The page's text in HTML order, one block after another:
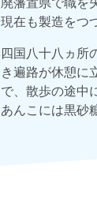
現在も製造をつ
四国八十八ヵ所
き遍路が休憩に
で、散歩の途中
あんこには黒砂